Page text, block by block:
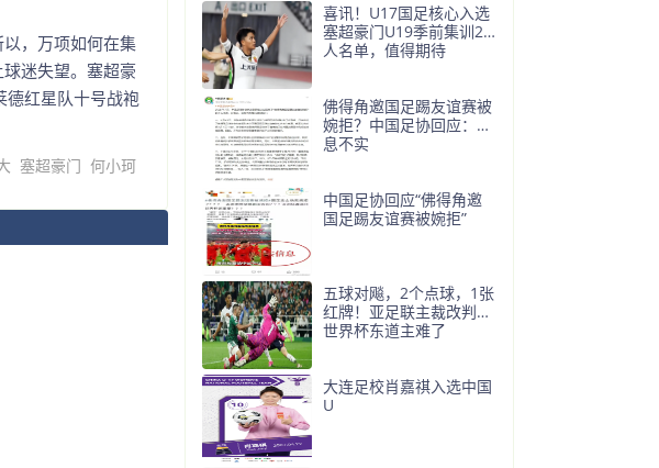
，万项如何在集
迷失望。塞超豪
德红星队十号战袍
塞超豪门 何小珂
喜讯！U17国足核心入选
塞超豪门U19季前集训24
人名单，值得期待
佛得角邀国足踢友谊赛被
婉拒？中国足协回应：消
息不实
中国足协回应“佛得角邀
国足踢友谊赛被婉拒”
五球对飚，2个点球，1张
红牌！亚足联主裁改判，
世界杯东道主难了
大连足校肖嘉祺入选中国
U